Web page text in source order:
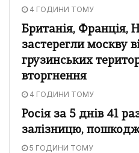
4 ГОДИНИ ТОМУ
Британія, Франція,
застерегли москву
грузинських
вторгнення
4 ГОДИНИ ТОМУ
Росія за 5 днів 41
залізницю,
5 ГОДИНИ ТОМУ